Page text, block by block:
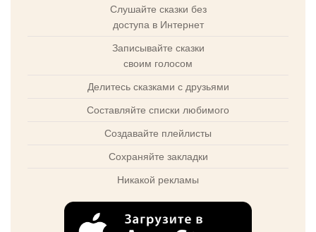
Слушайте сказки без
доступа в Интернет
Записывайте сказки
своим голосом
Делитесь сказками с друзьями
Составляйте списки любимого
Создавайте плейлисты
Сохраняйте закладки
Никакой рекламы